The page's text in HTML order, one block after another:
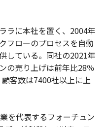
ラに本社を置く、2004年
フローのプロセスを自動
している。同社の2021年
の売り上げは前年比28％
客数は7400社以上に上
を代表するフォーチュン